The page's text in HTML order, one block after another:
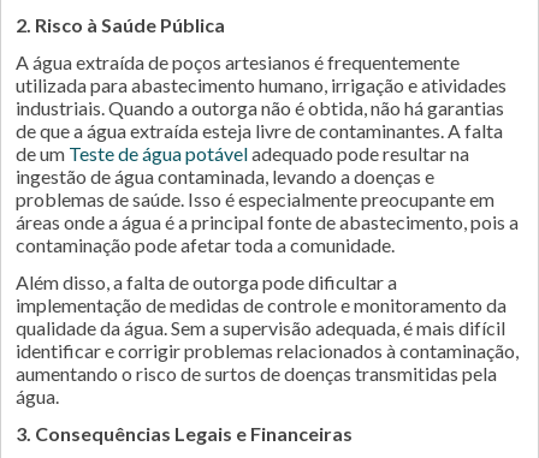
2. Risco à Saúde Pública
A água extraída de poços artesianos é frequentemente
utilizada para abastecimento humano, irrigação e atividades
industriais. Quando a outorga não é obtida, não há garantias
de que a água extraída esteja livre de contaminantes. A falta
de um Teste de água potáveladequado pode resultar na
ingestão de água contaminada, levando a doenças e
problemas de saúde. Isso é especialmente preocupante em
áreas onde a água é a principal fonte de abastecimento, pois a
contaminação pode afetar toda a comunidade.
Além disso, a falta de outorga pode dificultar a
implementação de medidas de controle e monitoramento da
qualidade da água. Sem a supervisão adequada, é mais difícil
identificar e corrigir problemas relacionados à contaminação,
aumentando o risco de surtos de doenças transmitidas pela
água.
3. Consequências Legais e Financeiras